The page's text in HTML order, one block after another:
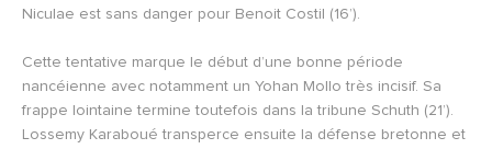
Niculae est sans danger pour Benoit Costil (16’).
Cette tentative marque le début d’une bonne période
nancéienne avec notamment un Yohan Mollo très incisif. Sa
frappe lointaine termine toutefois dans la tribune Schuth (21’).
Lossemy Karaboué transperce ensuite la défense bretonne et